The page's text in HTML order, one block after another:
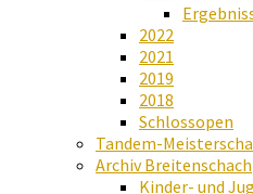
2022
2021
2019
2018
Schlossopen
Tandem-
Archiv Breitenschach
Kinder- und